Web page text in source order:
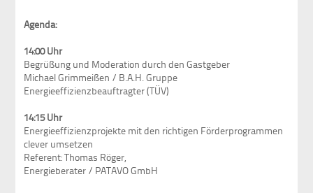
Agenda:
14:00 Uhr
Begrüßung und Moderation durch den Gastgeber
Michael Grimmeißen / B.A.H. Gruppe
Energieeffizienzbeauftragter (TÜV)
14:15 Uhr
Energieeffizienzprojekte mit den richtigen Förderprogrammen
clever umsetzen
Referent: Thomas Röger,
Energieberater / PATAVO GmbH